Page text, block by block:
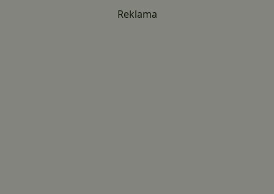
Reklama